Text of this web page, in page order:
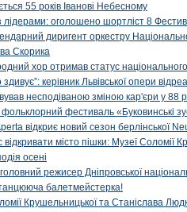
55 років Іванові Небесному
лідерами: оголошено шортліст 8
диригент оркестру
Скорика
хор отримав статус національного
керівник Львівської опери
несподіваною зміною кар'єри у 88
фестиваль «Буковинські
відкриє новий сезон берлінської
відкривати місто пішки: Музеї Соломії
осені
режисер Дніпровської
балетмейстерка!
Крушельницької та Станіслава